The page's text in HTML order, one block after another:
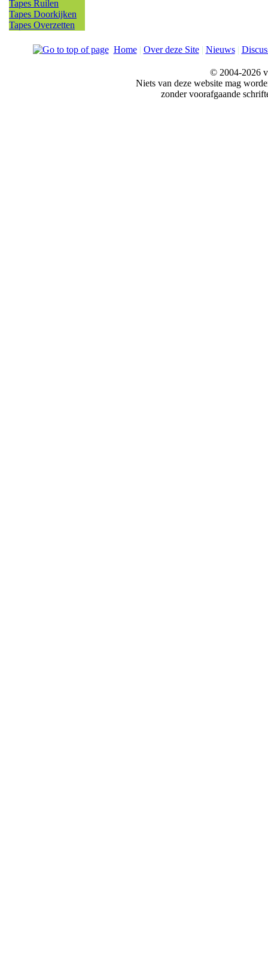
Tapes Ruilen
Tapes Doorkijken
Tapes Overzetten
Home| Over deze Site| Nieuws|
© 2004-2026
Niets van deze website mag
zonder voorafgaande